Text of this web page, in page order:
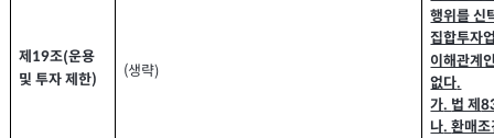
제 19조(운용
및 투자 제한) (생략)
행위를 신
집합투자
이해관계
없다.
가. 법 제
나.환매